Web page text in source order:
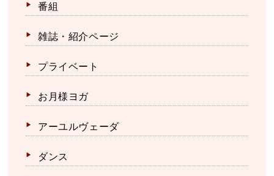
番組
雑誌・紹介ページ
プライベート
お月様ヨガ
アーユルヴェーダ
ダンス